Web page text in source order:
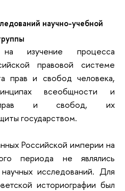
научно-учебной
изучение процесса
правовой системе
прав и свобод человека,
всеобщности и
прав и свобод, их
государством.
Российской империи на
периода не являлись
исследований. Для
историографии был